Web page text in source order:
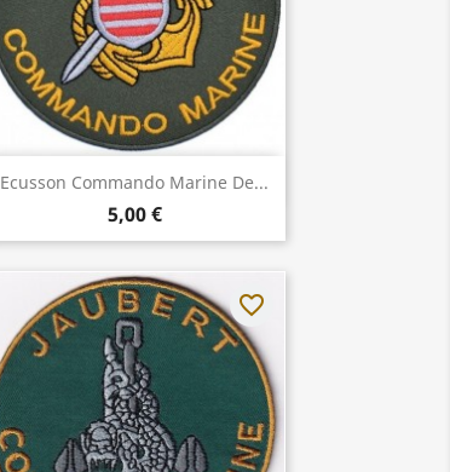
Ecusson Commando Marine De...
5,00 €
Aperçu rapide
favorite_border